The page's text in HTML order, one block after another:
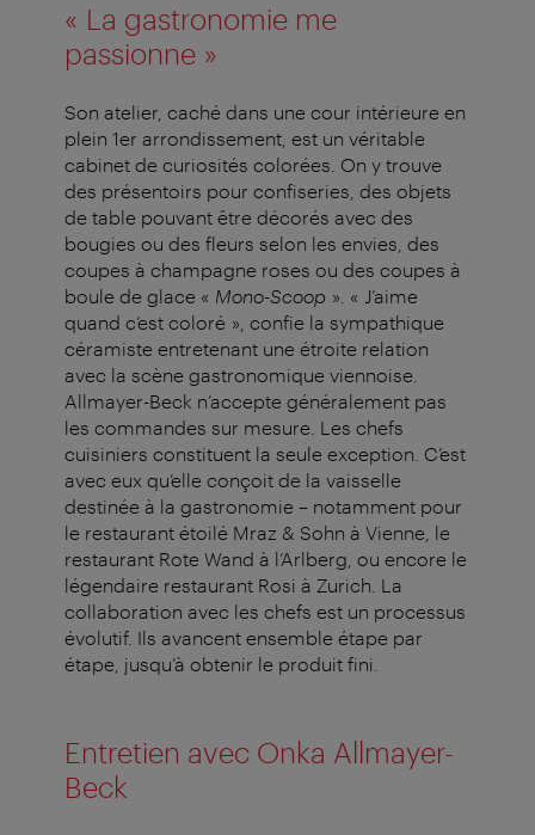
« La gastronomie me
passionne »
Son atelier, caché dans une cour intérieure en
plein 1er arrondissement, est un véritable
cabinet de curiosités colorées. On y trouve
des présentoirs pour confiseries, des objets
de table pouvant être décorés avec des
bougies ou des fleurs selon les envies, des
coupes à champagne roses ou des coupes à
boule de glace « Mono-Scoop ». « J’aime
quand c’est coloré », confie la sympathique
céramiste entretenant une étroite relation
avec la scène gastronomique viennoise.
Allmayer-Beck n’accepte généralement pas
les commandes sur mesure. Les chefs
cuisiniers constituent la seule exception. C’est
avec eux qu’elle conçoit de la vaisselle
destinée à la gastronomie – notamment pour
le restaurant étoilé Mraz & Sohn à Vienne, le
restaurant Rote Wand à l’Arlberg, ou encore le
légendaire restaurant Rosi à Zurich. La
collaboration avec les chefs est un processus
évolutif. Ils avancent ensemble étape par
étape, jusqu’à obtenir le produit fini.
Entretien avec Onka Allmayer-
Beck